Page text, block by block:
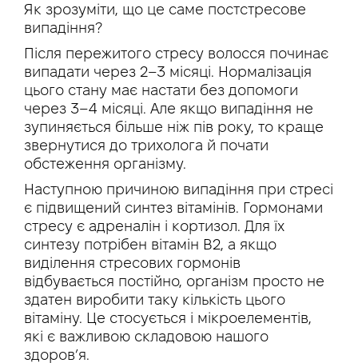
Як зрозуміти, що це саме постстресове
випадіння?
Після пережитого стресу волосся починає
випадати через 2–3 місяці. Нормалізація
цього стану має настати без допомоги
через 3–4 місяці. Але якщо випадіння не
зупиняється більше ніж пів року, то краще
звернутися до трихолога й почати
обстеження організму.
Наступною причиною випадіння при стресі
є підвищений синтез вітамінів. Гормонами
стресу є адреналін і кортизол. Для їх
синтезу потрібен вітамін В2, а якщо
виділення стресових гормонів
відбувається постійно, організм просто не
здатен виробити таку кількість цього
вітаміну. Це стосується і мікроелементів,
які є важливою складовою нашого
здоров’я.